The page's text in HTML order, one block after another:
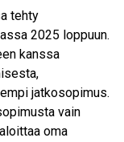
tehty
2025 loppuun.
kanssa
jatkosopimus.
vain
oma